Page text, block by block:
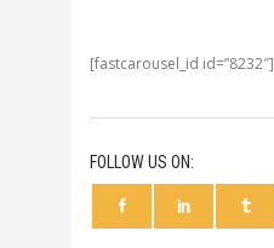
[fastcarousel_id id=”8232″]
FOLLOW US ON: